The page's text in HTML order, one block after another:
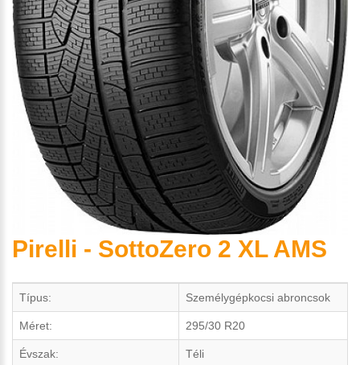
Pirelli - SottoZero 2 XL AMS
Típus: Személygépkocsi abroncsok
Méret: 295/30 R20
Évszak: Téli